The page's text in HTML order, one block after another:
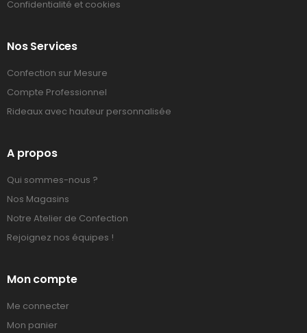
Confidentialité et cookies
Nos Services
Confection sur Mesure
Compte Professionnel
Rideaux avec hauteur personnalisée
A propos
Qui sommes-nous ?
Nos Magasins
Notre Atelier de Confection
Rejoignez nos équipes !
Mon compte
Me connecter
Mon panier